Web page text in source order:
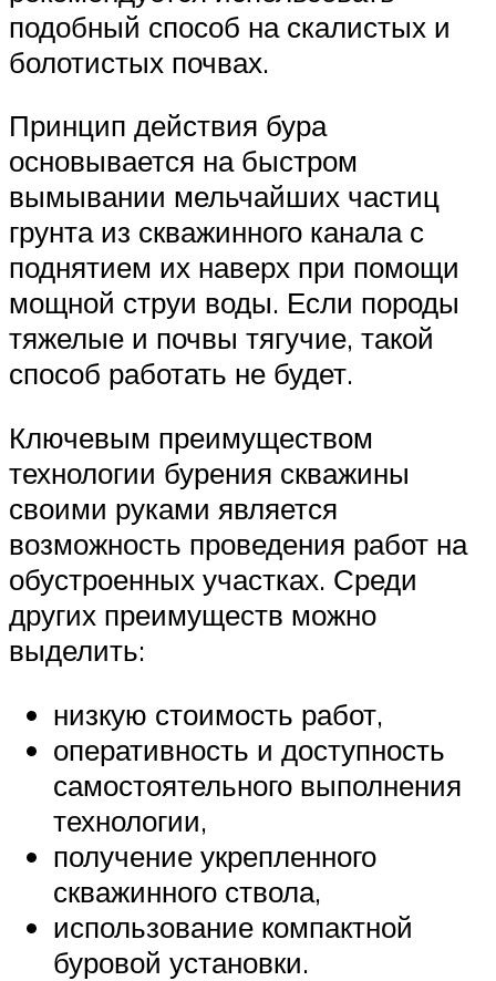
подобный способ на скалистых и
болотистых почвах.
Принцип действия бура
основывается на быстром
вымывании мельчайших частиц
грунта из скважинного канала с
поднятием их наверх при помощи
мощной струи воды. Если породы
тяжелые и почвы тягучие, такой
способ работать не будет.
Ключевым преимуществом
технологии бурения скважины
своими руками является
возможность проведения работ на
обустроенных участках. Среди
других преимуществ можно
выделить:
низкую стоимость работ,
оперативность и доступность
самостоятельного выполнения
технологии,
получение укрепленного
скважинного ствола,
использование компактной
буровой установки.